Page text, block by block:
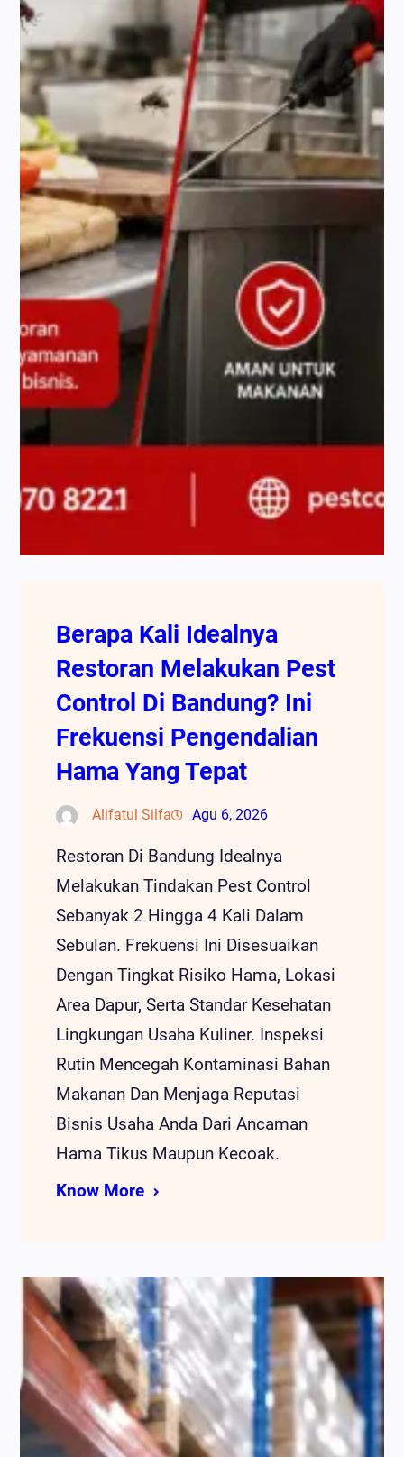
Berapa Kali Idealnya
Restoran Melakukan Pest
Control Di Bandung? Ini
Frekuensi Pengendalian
Hama Yang Tepat
Alifatul Silfa Agu 6, 2026
Restoran Di Bandung Idealnya
Melakukan Tindakan Pest Control
Sebanyak 2 Hingga 4 Kali Dalam
Sebulan. Frekuensi Ini Disesuaikan
Dengan Tingkat Risiko Hama, Lokasi
Area Dapur, Serta Standar Kesehatan
Lingkungan Usaha Kuliner. Inspeksi
Rutin Mencegah Kontaminasi Bahan
Makanan Dan Menjaga Reputasi
Bisnis Usaha Anda Dari Ancaman
Hama Tikus Maupun Kecoak.
Know More